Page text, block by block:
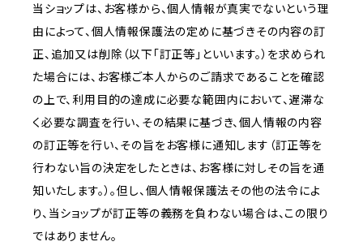
当ショップは、お客様から、個人情報が真実でないという理
由によって、個人情報保護法の定めに基づきその内容の訂
正、追加又は削除（以下「訂正等」といいます。）を求められ
た場合には、お客様ご本人からのご請求であることを確認
の上で、利用目的の達成に必要な範囲内において、遅滞な
く必要な調査を行い、その結果に基づき、個人情報の内容
の訂正等を行い、その旨をお客様に通知します（訂正等を
行わない旨の決定をしたときは、お客様に対しその旨を通
知いたします。）。但し、個人情報保護法その他の法令によ
り、当ショップが訂正等の義務を負わない場合は、この限り
ではありません。